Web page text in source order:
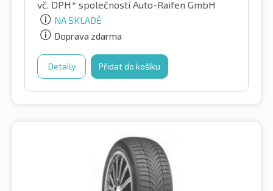
vč. DPH* společností Auto-Raifen GmbH
NA SKLADĚ
Doprava zdarma
Detaily Přidat do košíku